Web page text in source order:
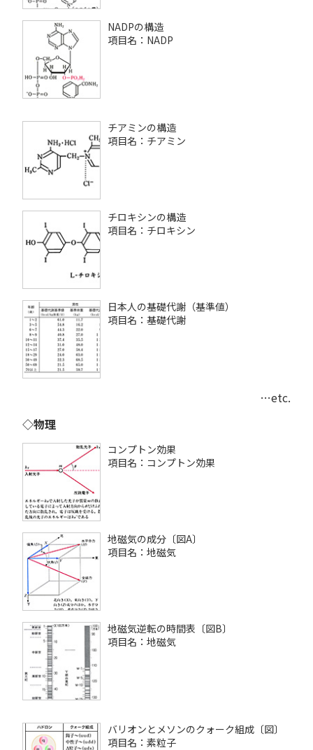
NADPの構造
項目名：NADP
チアミンの構造
項目名：チアミン
チロキシンの構造
項目名：チロキシン
日本人の基礎代謝（基準値）
項目名：基礎代謝
…etc.
◇物理
コンプトン効果
項目名：コンプトン効果
地磁気の成分〔図A〕
項目名：地磁気
地磁気逆転の時間表〔図B〕
項目名：地磁気
バリオンとメソンのクォーク組成〔図〕
項目名：素粒子